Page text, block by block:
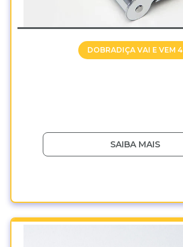
DOBRADIÇA VAI E VEM 4
SAIBA MAIS